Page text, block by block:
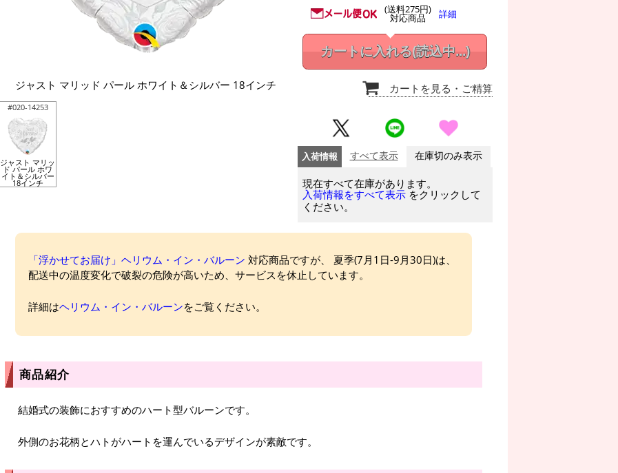
ジャスト マリッド パール ホワイト＆シルバー 18インチ
#020-14253
ジャスト マリッ
ド パール ホワ
イト＆シルバー
18インチ
(送料275円)
対応商品 詳細
カートに入れる(読込中...)
カートを見る ・ご精算
入荷情報 すべて表示 在庫切のみ表示
現在すべて在庫があります。
入荷情報をすべて表示 をクリックして
ください。
「浮かせてお届け」ヘリウム・イン・バルーン 対応商品ですが、 夏季(7月1日-9月30日)は、
配送中の温度変化で破裂の危険が高いため、サービスを休止しています。
詳細はヘリウム・イン・バルーンをご覧ください。
商品紹介
結婚式の装飾におすすめのハート型バルーンです。
外側のお花柄とハトがハートを運んでいるデザインが素敵です。